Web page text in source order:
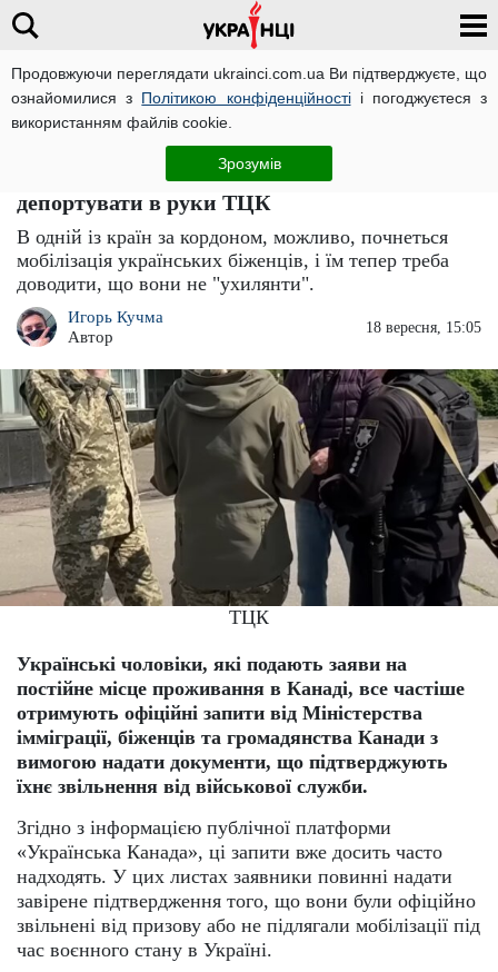
Продовжуючи переглядати ukrainci.com.ua Ви підтверджуєте, що
ознайомилися з Політикою конфіденційностіі погоджуєтеся з
використанням файлів cookie.
Зрозумів
Новини
Мобілізація українців за кордоном:
"ухилянтів" виловлюють і можуть
депортувати в руки ТЦК
В одній із країн за кордоном, можливо, почнеться
мобілізація українських біженців, і їм тепер треба
доводити, що вони не "ухилянти".
Игорь Кучма
Автор
18 вересня, 15:05
ТЦК
Українські чоловіки, які подають заяви на
постійне місце проживання в Канаді, все частіше
отримують офіційні запити від Міністерства
імміграції, біженців та громадянства Канади з
вимогою надати документи, що підтверджують
їхнє звільнення від військової служби.
Згідно з інформацією публічної платформи
«Українська Канада», ці запити вже досить часто
надходять. У цих листах заявники повинні надати
завірене підтвердження того, що вони були офіційно
звільнені від призову або не підлягали мобілізації під
час воєнного стану в Україні.